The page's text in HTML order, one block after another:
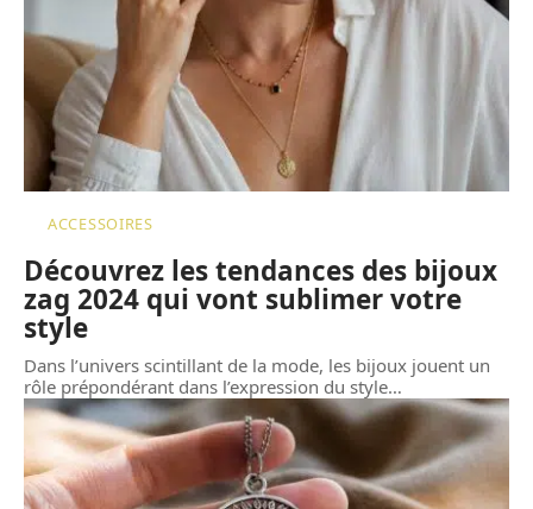
ACCESSOIRES
Découvrez les tendances des bijoux
zag 2024 qui vont sublimer votre
style
Dans l’univers scintillant de la mode, les bijoux jouent un
rôle prépondérant dans l’expression du style…